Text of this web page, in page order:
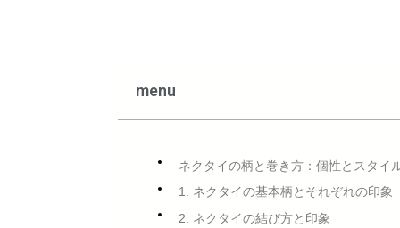
menu
ネクタイの柄と巻き方：個性とスタイ
1. ネクタイの基本柄とそれぞれの印象
2. ネクタイの結び方と印象